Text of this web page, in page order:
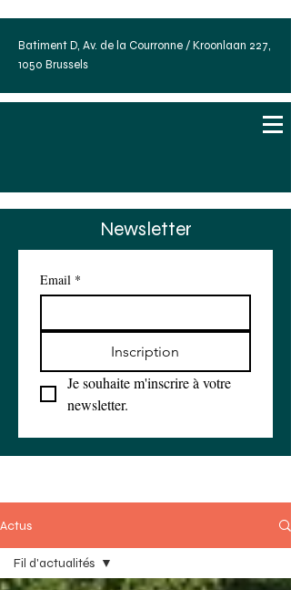
Batiment D, Av. de la Courronne / Kroonlaan 227,
1050 Brussels
Newsletter
Email *
Inscription
Je souhaite m'inscrire à votre
newsletter.
Actus
Fil d'actualités